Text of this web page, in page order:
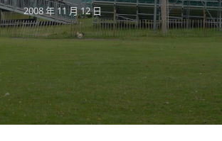
2008 年 11 月 12 日